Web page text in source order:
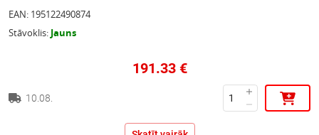
EAN: 195122490874
Stāvoklis: Jauns
191.33€
10.08.